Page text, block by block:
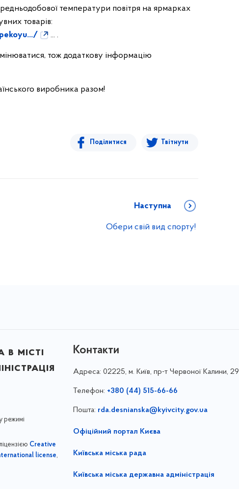
температури повітря на ярмарках
товарів:
... .
тож додаткову інформацію
виробника разом!
Поділитися Твітнути
Наступна
Обери свій вид спорту!
місті
режимі
Creative
license,
Контакти
Адреса: 02225, м. Київ, пр-т Червоної Калини, 29
Телефон: +380 (44) 515-66-66
Пошта: rda.desnianska@kyivcity.gov.ua
Офіційний портал Києва
Київська міська рада
Київська міська державна адміністрація